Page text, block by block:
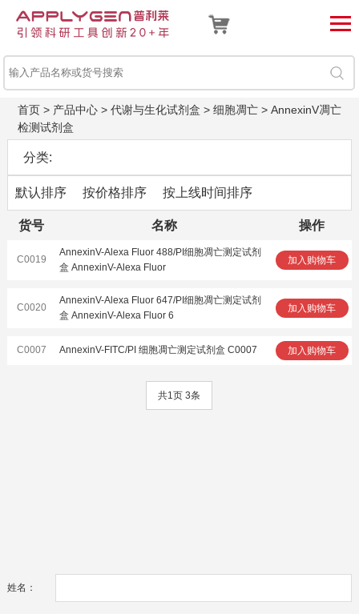
首页> 产品中心> 代谢与生化试剂盒 > 细胞凋亡> AnnexinV凋亡
检测试剂盒
分类:
默认排序 按价格排序 按上线时间排序
货号 名称 操作
C0019
AnnexinV-Alexa Fluor 488/PI细胞凋亡测定试剂
盒 AnnexinV-Alexa Fluor
加入购物车
C0020
AnnexinV-Alexa Fluor 647/PI细胞凋亡测定试剂
盒 AnnexinV-Alexa Fluor 6
加入购物车
C0007 AnnexinV-FITC/PI 细胞凋亡测定试剂盒 C0007 加入购物车
共1页 3条
姓名：